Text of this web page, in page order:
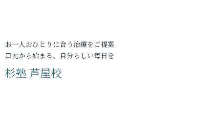
お一人おひとりに合う治療をご提案
口元から始まる、自分らしい毎日を
杉塾 芦屋校